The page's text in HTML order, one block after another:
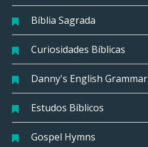
Bíblia Sagrada
Curiosidades Bíblicas
Danny's English Grammar
Estudos Bíblicos
Gospel Hymns